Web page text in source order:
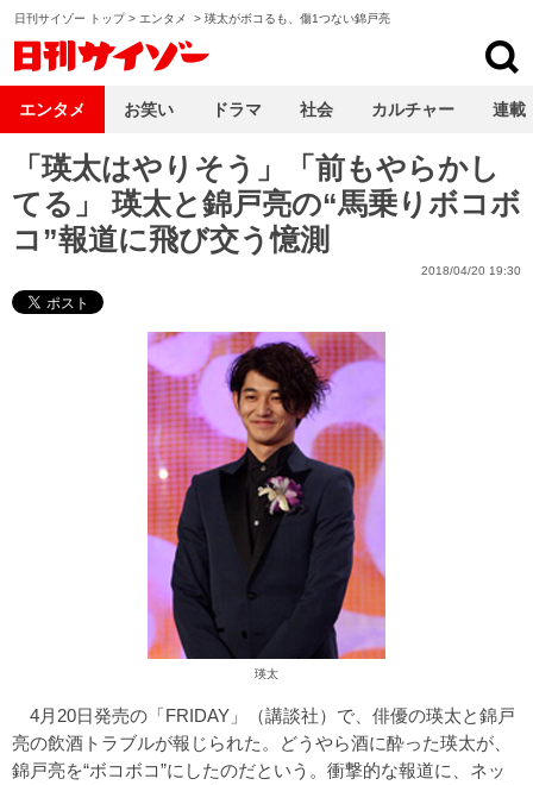
日刊サイゾー トップ> エンタメ > 瑛太がボコるも、傷1つない錦戸亮
「瑛太はやりそう」「前もやらかし
てる」 瑛太と錦戸亮の“馬乗りボコボ
コ”報道に飛び交う憶測
2018/04/20 19:30
瑛太
4月20日発売の「FRIDAY」（講談社）で、俳優の瑛太と錦戸
亮の飲酒トラブルが報じられた。どうやら酒に酔った瑛太が、
錦戸亮を“ボコボコ”にしたのだという。衝撃的な報道に、ネッ
エンタメ お笑い ドラマ 社会 カルチャー 連載